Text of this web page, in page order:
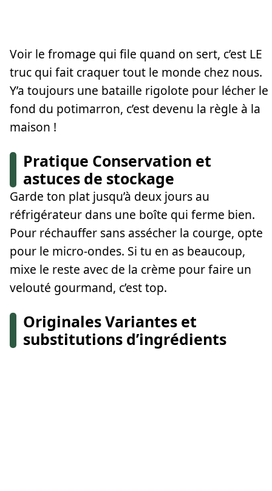
Voir le fromage qui file quand on sert, c’est LE
truc qui fait craquer tout le monde chez nous.
Y’a toujours une bataille rigolote pour lécher le
fond du potimarron, c’est devenu la règle à la
maison !
Pratique Conservation et
astuces de stockage
Garde ton plat jusqu’à deux jours au
réfrigérateur dans une boîte qui ferme bien.
Pour réchauffer sans assécher la courge, opte
pour le micro-ondes. Si tu en as beaucoup,
mixe le reste avec de la crème pour faire un
velouté gourmand, c’est top.
Originales Variantes et
substitutions d’ingrédients